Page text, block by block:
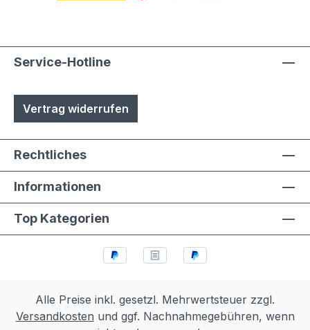
Service-Hotline
Vertrag widerrufen
Rechtliches
Informationen
Top Kategorien
Alle Preise inkl. gesetzl. Mehrwertsteuer zzgl.
Versandkosten und ggf. Nachnahmegebühren, wenn